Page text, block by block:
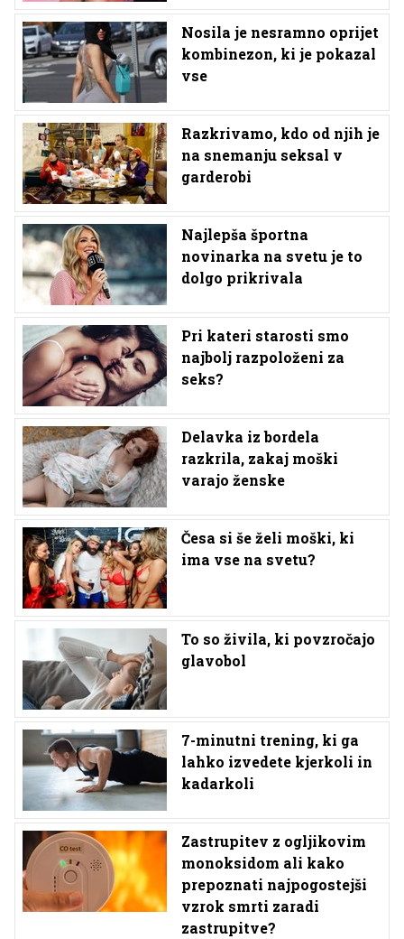
Nosila je nesramno oprijet
kombinezon, ki je pokazal
vse
Razkrivamo, kdo od njih je
na snemanju seksal v
garderobi
Najlepša športna
novinarka na svetu je to
dolgo prikrivala
Pri kateri starosti smo
najbolj razpoloženi za
seks?
Delavka iz bordela
razkrila, zakaj moški
varajo ženske
Česa si še želi moški, ki
ima vse na svetu?
To so živila, ki povzročajo
glavobol
7-minutni trening, ki ga
lahko izvedete kjerkoli in
kadarkoli
Zastrupitev z ogljikovim
monoksidom ali kako
prepoznati najpogostejši
vzrok smrti zaradi
zastrupitve?